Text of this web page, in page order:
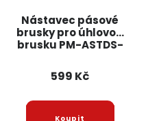
Nástavec pásové
brusky pro úhlovou
brusku PM-ASTDS-
599 Kč